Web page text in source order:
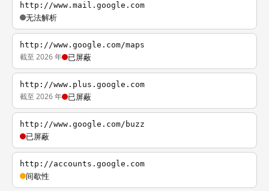
http://www.mail.google.com
无法解析
http://www.google.com/maps
截至 2026 年 已屏蔽
http://www.plus.google.com
截至 2026 年 已屏蔽
http://www.google.com/buzz
已屏蔽
http://accounts.google.com
间歇性